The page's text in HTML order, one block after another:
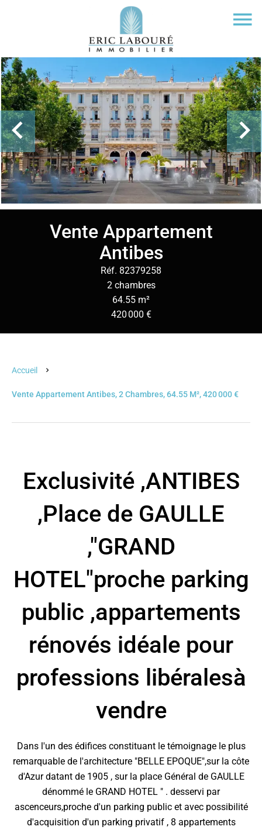
Vente Appartement
Antibes
Réf. 82379258
2 chambres
64.55 m²
420 000 €
Accueil
Vente Appartement Antibes, 2 Chambres, 64.55 M², 420 000 €
Exclusivité ,ANTIBES
,Place de GAULLE
,"GRAND
HOTEL"proche parking
public ,appartements
rénovés idéale pour
professions libéralesà
vendre
Dans l'un des édifices constituant le témoignage le plus
remarquable de l'architecture "BELLE EPOQUE",sur la côte
d'Azur datant de 1905 , sur la place Général de GAULLE
dénommé le GRAND HOTEL " . desservi par
ascenceurs,proche d'un parking public et avec possibilité
d'acquisition d'un parking privatif , 8 appartements